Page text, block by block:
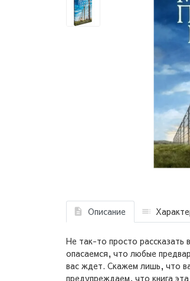
Описание
Не так-то просто рассказать
опасаемся, что любые
вас ждет. Скажем лишь, что
предупреждаем, что книга